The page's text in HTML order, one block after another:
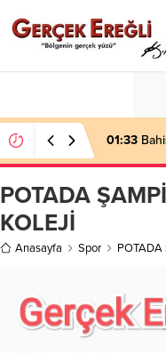
01:33
POTADA
KOLEJİ
Anasayfa Spor POTADA